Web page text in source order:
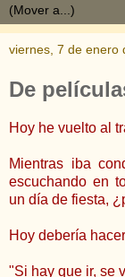
viernes, 7 de enero
De
Hoy he vuelto al
Mientras iba
escuchando en
un día de fiesta,
Hoy debería
"Si hay que ir, se